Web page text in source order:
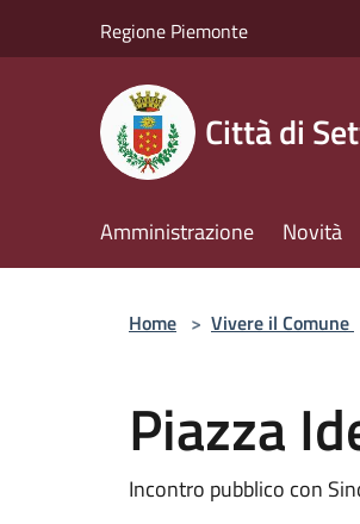
Regione Piemonte
Città di
Amministrazione Novità
Home > Vivere il Comune
Piazza
Incontro pubblico con